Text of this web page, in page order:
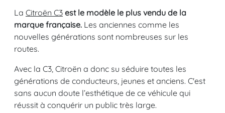
La Citroën C3 est le modèle le plus vendu de la
marque française. Les anciennes comme les
nouvelles générations sont nombreuses sur les
routes.
Avec la C3, Citroën a donc su séduire toutes les
générations de conducteurs, jeunes et anciens. C'est
sans aucun doute l’esthétique de ce véhicule qui
réussit à conquérir un public très large.